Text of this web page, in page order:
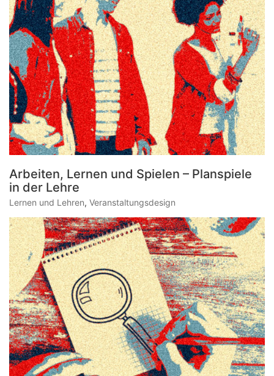
Arbeiten, Lernen und Spielen – Planspiele
in der Lehre
Lernen und Lehren, Veranstaltungsdesign